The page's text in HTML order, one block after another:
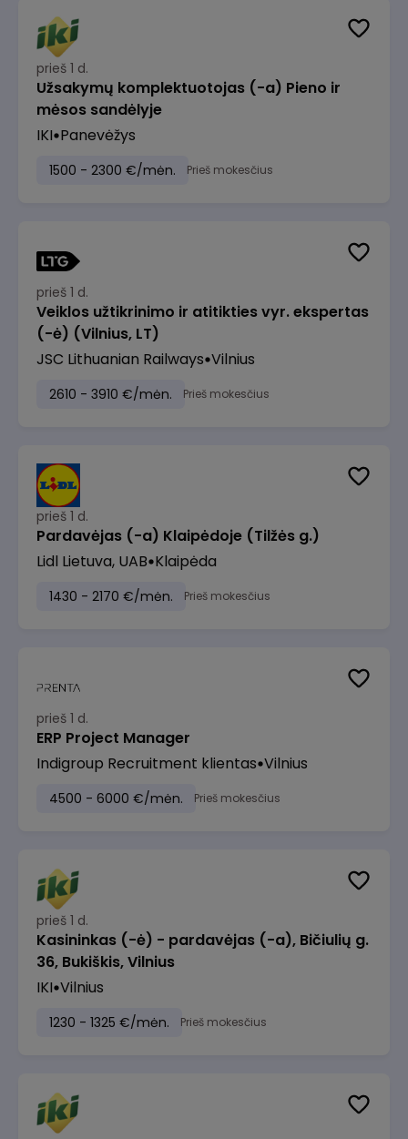
prieš 1 d.
Užsakymų komplektuotojas (-a) Pieno ir
mėsos sandėlyje
IKI Panevėžys
1500 - 2300 €/mėn. Prieš mokesčius
prieš 1 d.
Veiklos užtikrinimo ir atitikties vyr. ekspertas
(-ė) (Vilnius, LT)
JSC Lithuanian Railways Vilnius
2610 - 3910 €/mėn. Prieš mokesčius
prieš 1 d.
Pardavėjas (-a) Klaipėdoje (Tilžės g.)
Lidl Lietuva, UAB Klaipėda
1430 - 2170 €/mėn. Prieš mokesčius
prieš 1 d.
ERP Project Manager
Indigroup Recruitment klientas Vilnius
4500 - 6000 €/mėn. Prieš mokesčius
prieš 1 d.
Kasininkas (-ė) - pardavėjas (-a), Bičiulių g.
36, Bukiškis, Vilnius
IKI Vilnius
1230 - 1325 €/mėn. Prieš mokesčius